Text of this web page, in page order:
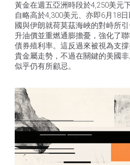
黃金在週五亞洲時段於4,250美元
自略高於4,300美元、亦即6月18
國與伊朗就荷莫茲海峽的對峙所
升油價並重燃通膨擔憂，強化了
債券殖利率。這反過來被視為支
貴金屬走勢，不過在關鍵的美國
似乎仍有所顧忌。